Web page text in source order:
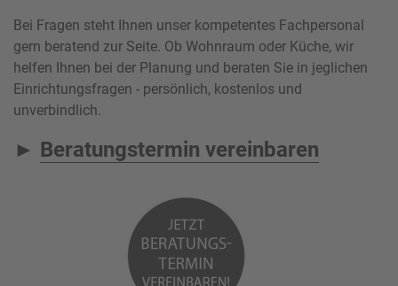
Bei Fragen steht Ihnen unser kompetentes Fachpersonal
gern beratend zur Seite. Ob Wohnraum oder Küche, wir
helfen Ihnen bei der Planung und beraten Sie in jeglichen
Einrichtungsfragen - persönlich, kostenlos und
unverbindlich.
► Beratungstermin vereinbaren